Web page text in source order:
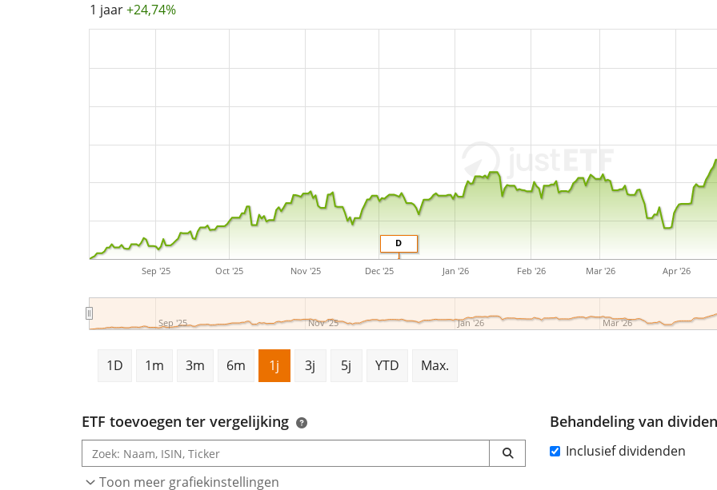
1 jaar+24,74%
D
Sep '25 Oct '25 Nov '25 Dec '25 Jan '26 Feb '26 Mar '26 Apr '26
Sep '25 Nov '25 Jan '26 Mar '26
1D 1m 3m 6m 1j 3j 5j YTD Max.
ETF toevoegen ter vergelijking Behandeling van
Inclusief dividenden
Toon meer grafiekinstellingen